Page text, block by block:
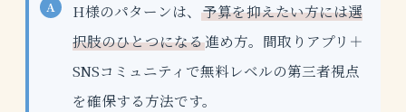
H様のパターンは、 予算を抑えたい方には選
択肢のひとつになる進め方。間取りアプリ＋
SNSコミュニティで無料レベルの第三者視点
を確保する方法です。